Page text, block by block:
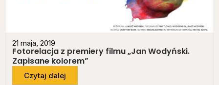
21 maja, 2019
Fotorelacja z premiery filmu „Jan Wodyński.
Zapisane kolorem”
Czytaj dalej